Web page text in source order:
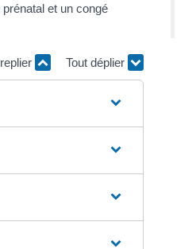
et un congé
Tout déplier